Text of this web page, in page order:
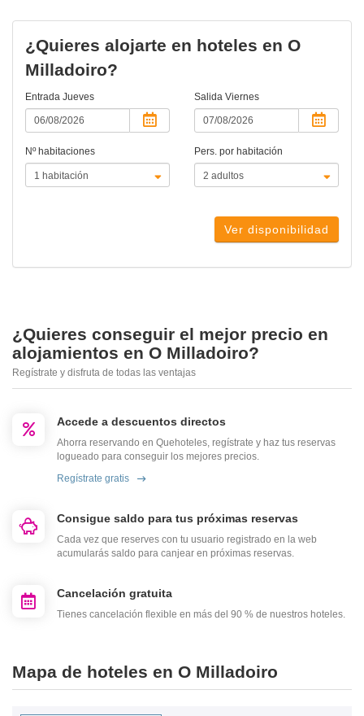
¿Quieres alojarte en hoteles en O
Milladoiro?
Entrada Jueves Salida Viernes
Nº habitaciones Pers. por habitación
Ver disponibilidad
¿Quieres conseguir el mejor precio en
alojamientos en O Milladoiro?
Regístrate y disfruta de todas las ventajas
Accede a descuentos directos
Ahorra reservando en Quehoteles, regístrate y haz tus reservas
logueado para conseguir los mejores precios.
Regístrate gratis
Consigue saldo para tus próximas reservas
Cada vez que reserves con tu usuario registrado en la web
acumularás saldo para canjear en próximas reservas.
Cancelación gratuita
Tienes cancelación flexible en más del 90 % de nuestros hoteles.
Mapa de hoteles en O Milladoiro